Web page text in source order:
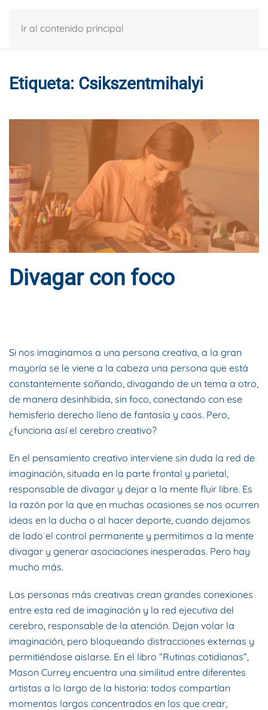
Ir al contenido principal
Etiqueta: Csikszentmihalyi
Divagar con foco
Si nos imaginamos a una persona creativa, a la gran
mayoría se le viene a la cabeza una persona que está
constantemente soñando, divagando de un tema a otro,
de manera desinhibida, sin foco, conectando con ese
hemisferio derecho lleno de fantasía y caos. Pero,
¿funciona así el cerebro creativo?
En el pensamiento creativo interviene sin duda la red de
imaginación, situada en la parte frontal y parietal,
responsable de divagar y dejar a la mente fluir libre. Es
la razón por la que en muchas ocasiones se nos ocurren
ideas en la ducha o al hacer deporte, cuando dejamos
de lado el control permanente y permitimos a la mente
divagar y generar asociaciones inesperadas. Pero hay
mucho más.
Las personas más creativas crean grandes conexiones
entre esta red de imaginación y la red ejecutiva del
cerebro, responsable de la atención. Dejan volar la
imaginación, pero bloqueando distracciones externas y
permitiéndose aislarse. En el libro “Rutinas cotidianas”,
Mason Currey encuentra una similitud entre diferentes
artistas a lo largo de la historia: todos compartían
momentos largos concentrados en los que crear,